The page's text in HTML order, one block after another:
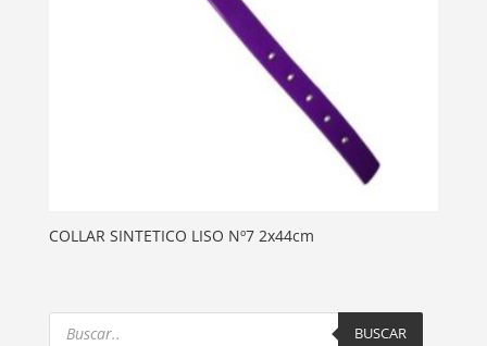
COLLAR SINTETICO LISO Nº7 2x44cm
Products
search BUSCAR